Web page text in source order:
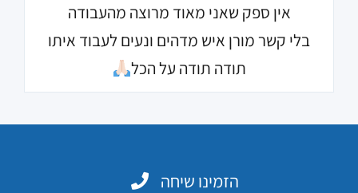
אין ספק שאני מאוד מרוצה מהעבודה
בלי קשר מורן איש מדהים ונעים לעבוד איתו
תודה תודה על הכל
הזמינו שיחה